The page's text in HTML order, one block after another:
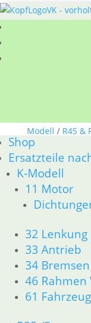
Shop
Ersatzteile
K-Modell
11 Motor
32 Lenkung
33 Antrieb
34 Bremsen
46
61
Modell / R45 &
13
BMW R45 &
1–15 von 32
2
3
→